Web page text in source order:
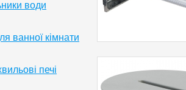
води
ванної кімнати
печі